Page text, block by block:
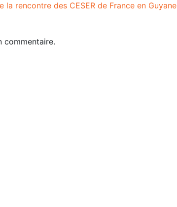
la rencontre des CESER de France en Guyane
commentaire.